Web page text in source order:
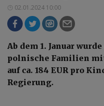
02.01.2024 10:00
Ab dem 1. Januar
polnische Familien
auf ca. 184 EUR pro
Regierung.